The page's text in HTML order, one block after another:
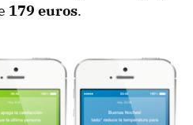
179 euros.